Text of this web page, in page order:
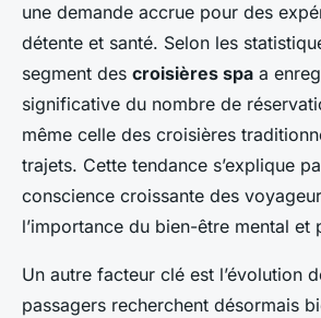
une demande accrue pour des
détente et santé. Selon les
segment des croisières spa a
significative du nombre de
même celle des croisières
trajets. Cette tendance s’explique
conscience croissante des
l’importance du bien-être mental et
Un autre facteur clé est l’évolution
passagers recherchent désormais